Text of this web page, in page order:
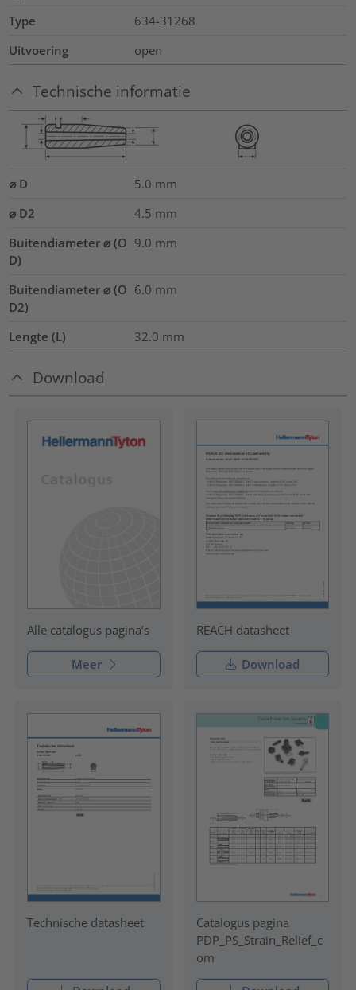
Type
634-31268
Uitvoering
open
Technische informatie
⌀ D 5.0 mm
⌀ D2
4.5 mm
Buitendiameter ⌀ (O
D)
9.0 mm
Buitendiameter ⌀ (O
D2)
6.0 mm
Lengte (L) 32.0 mm
Download
Alle catalogus pagina’s
Meer
REACH datasheet
Download
Technische datasheet
Catalogus pagina
PDP_PS_Strain_Relief_c
om